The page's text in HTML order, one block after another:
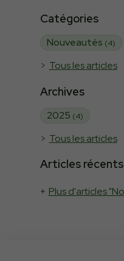
Catégories
Nouveautés (4)
Tous les articles
Archives
2025 (4)
Tous les articles
Articles
Plus d'articles